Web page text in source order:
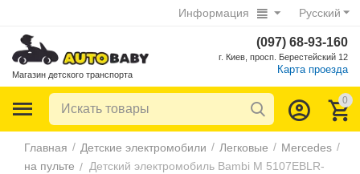
Русский
Информация
Магазин детского транспорта
(097) 68-93-160
г. Киев, просп. Берестейский 12
Карта проезда
0
Главная / Детские электромобили / Легковые / Mercedes /
на пульте / Детский электромобиль Bambi M 5107EBLR-